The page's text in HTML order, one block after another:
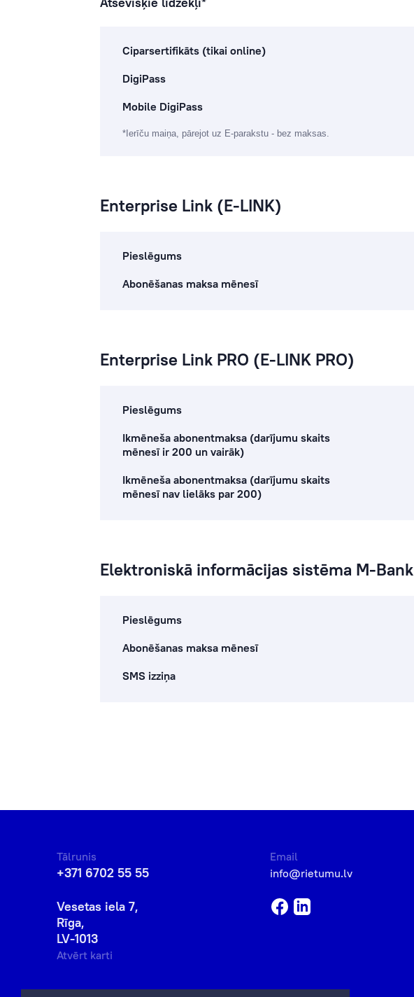
Ciparsertifikāts (tikai online)
DigiPass
Mobile DigiPass
*Ierīču maiņa, pārejot uz E-parakstu - bez maksas.
Enterprise Link (E-LINK)
Pieslēgums
Abonēšanas maksa mēnesī
Enterprise Link PRO (E-LINK PRO)
Pieslēgums
Ikmēneša abonentmaksa (darījumu skaits
mēnesī ir 200 un vairāk)
Ikmēneša abonentmaksa (darījumu skaits
mēnesī nav lielāks par 200)
Elektroniskā informācijas sistēma M-Bank
Pieslēgums
Abonēšanas maksa mēnesī
SMS izziņa
Tālrunis
+371 6702 55 55
Vesetas iela 7,
Rīga,
LV-1013
Atvērt karti
Email
info@rietumu.lv